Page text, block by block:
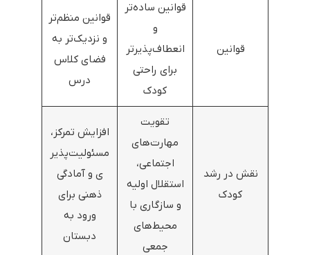
قوانین
قوانین ساده‌تر
و
انعطاف‌پذیرتر
برای راحتی
کودک
قوانین منظم‌تر
و نزدیک‌تر به
فضای کلاس
درس
نقش در رشد
کودک
تقویت
مهارت‌های
اجتماعی،
استقلال اولیه
و سازگاری با
محیط‌های
جمعی
افزایش تمرکز،
مسئولیت‌پذیر
ی و آمادگی
ذهنی برای
ورود به
دبستان